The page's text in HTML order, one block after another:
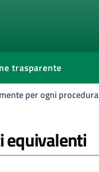
trasparente
per ogni procedura
equivalenti